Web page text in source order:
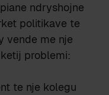
ndryshojne
politikave te
vende me nje
problemi:
te nje kolegu